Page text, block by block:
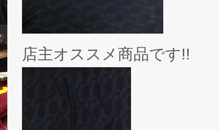
店主オススメ商品です!!